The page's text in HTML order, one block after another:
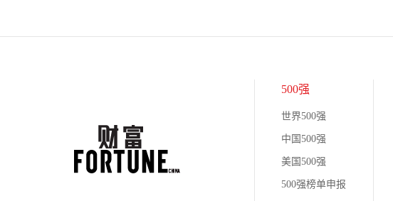
500强
世界500强
中国500强
美国500强
500强榜单申报